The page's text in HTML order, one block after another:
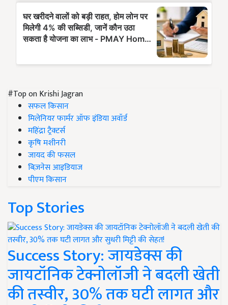
#Top on Krishi Jagran
सफल किसान
मिलेनियर फार्मर ऑफ इंडिया अवॉर्ड
महिंद्रा ट्रैक्टर्स
कृषि मशीनरी
जायद की फसल
बिज़नेस आइडियाज
पीएम किसान
Top Stories
Success Story: जायडेक्स की
जायटॉनिक टेक्नोलॉजी ने बदली खेती
की तस्वीर, 30% तक घटी लागत और